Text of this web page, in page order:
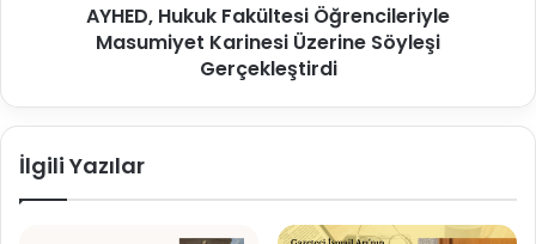
AYHED, Hukuk Fakültesi Öğrencileriyle
Masumiyet Karinesi Üzerine Söyleşi
Gerçekleştirdi
İlgili Yazılar